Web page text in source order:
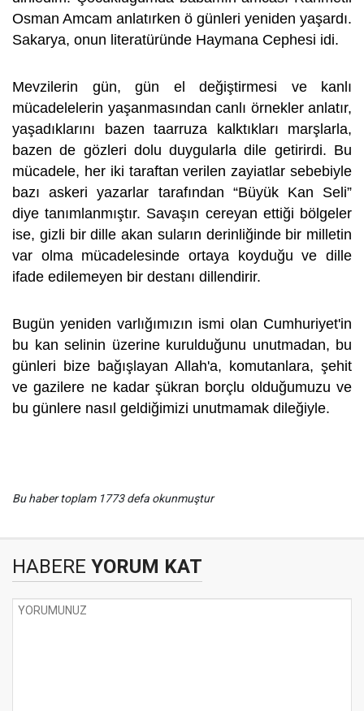
Osman Amcam anlatırken ö günleri yeniden yaşardı.
Sakarya, onun literatüründe Haymana Cephesi idi.
Mevzilerin gün, gün el değiştirmesi ve kanlı
mücadelelerin yaşanmasından canlı örnekler anlatır,
yaşadıklarını bazen taarruza kalktıkları marşlarla,
bazen de gözleri dolu duygularla dile getirirdi. Bu
mücadele, her iki taraftan verilen zayiatlar sebebiyle
bazı askeri yazarlar tarafından “Büyük Kan Seli”
diye tanımlanmıştır. Savaşın cereyan ettiği bölgeler
ise, gizli bir dille akan suların derinliğinde bir milletin
var olma mücadelesinde ortaya koyduğu ve dille
ifade edilemeyen bir destanı dillendirir.
Bugün yeniden varlığımızın ismi olan Cumhuriyet'in
bu kan selinin üzerine kurulduğunu unutmadan, bu
günleri bize bağışlayan Allah'a, komutanlara, şehit
ve gazilere ne kadar şükran borçlu olduğumuzu ve
bu günlere nasıl geldiğimizi unutmamak dileğiyle.
Bu haber toplam 1773 defa okunmuştur
HABERE YORUM KAT